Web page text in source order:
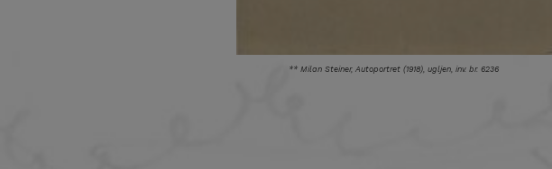
** Milan Steiner, Autoportret (1918), ugljen, inv. br. 6236